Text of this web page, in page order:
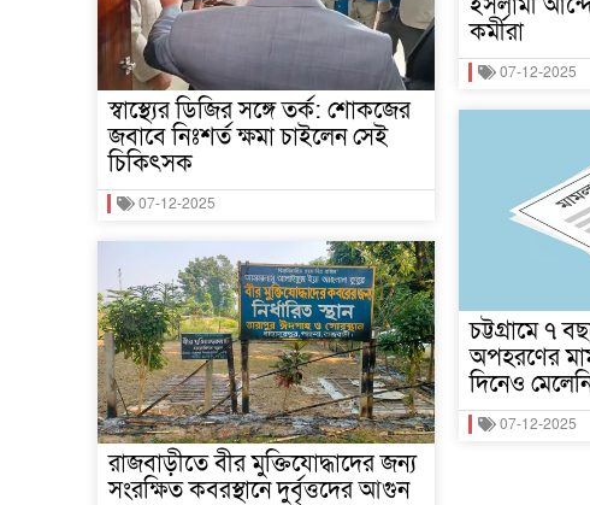
স্বাস্থ্যের ডিজির সঙ্গে তর্ক: শোকজের
জবাবে নিঃশর্ত ক্ষমা চাইলেন সেই
চিকিৎসক
07-12-2025
রাজবাড়ীতে বীর মুক্তিযোদ্ধাদের জন্য
সংরক্ষিত কবরস্থানে দুর্বৃত্তদের আগুন
কর্মীরা
07-12-2025
চট্টগ্রামে ৭
অপহরণের
দিনেও
07-12-2025